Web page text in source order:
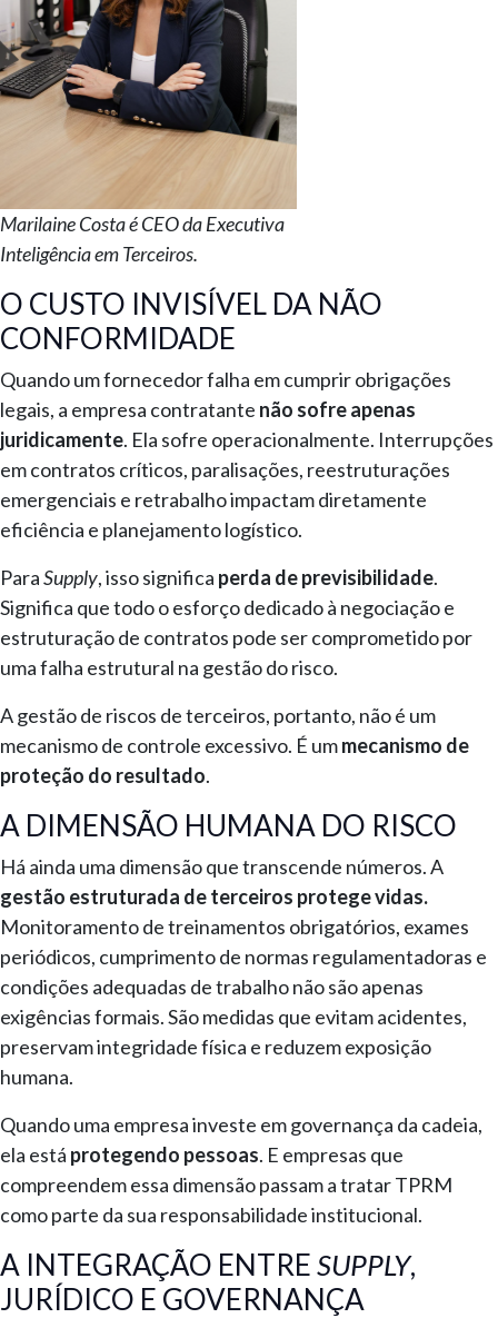
Marilaine Costa é CEO da Executiva
Inteligência em Terceiros.
O CUSTO INVISÍVEL DA NÃO
CONFORMIDADE
Quando um fornecedor falha em cumprir obrigações
legais, a empresa contratante não sofre apenas
juridicamente. Ela sofre operacionalmente. Interrupções
em contratos críticos, paralisações, reestruturações
emergenciais e retrabalho impactam diretamente
eficiência e planejamento logístico.
ParaSupply, isso significa perda de previsibilidade.
Significa que todo o esforço dedicado à negociação e
estruturação de contratos pode ser comprometido por
uma falha estrutural na gestão do risco.
A gestão de riscos de terceiros, portanto, não é um
mecanismo de controle excessivo. É ummecanismo de
proteção do resultado.
A DIMENSÃO HUMANA DO RISCO
Há ainda uma dimensão que transcende números. A
gestão estruturada de terceiros protege vidas.
Monitoramento de treinamentos obrigatórios, exames
periódicos, cumprimento de normas regulamentadoras e
condições adequadas de trabalho não são apenas
exigências formais. São medidas que evitam acidentes,
preservam integridade física e reduzem exposição
humana.
Quando uma empresa investe em governança da cadeia,
ela está protegendo pessoas. E empresas que
compreendem essa dimensão passam a tratar TPRM
como parte da sua responsabilidade institucional.
A INTEGRAÇÃO ENTRESUPPLY,
JURÍDICO E GOVERNANÇA